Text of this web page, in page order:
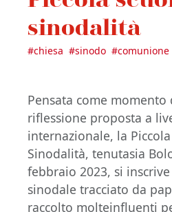
sinodalità
#chiesa #sinodo #comunione
Pensata come momento
riflessione proposta a
internazionale, la
Sinodalità, tenutasia
febbraio 2023, si
sinodale tracciato da
raccolto molteinfluenti